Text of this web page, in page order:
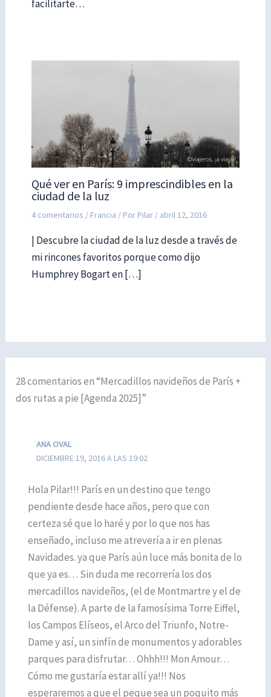
facilitarte…
Qué ver en París: 9 imprescindibles en la
ciudad de la luz
4 comentarios / Francia / Por Pilar / abril 12, 2016
| Descubre la ciudad de la luz desde a través de
mi rincones favoritos porque como dijo
Humphrey Bogart en […]
28 comentarios en “Mercadillos navideños de París +
dos rutas a pie [Agenda 2025]”
ANA OVAL
DICIEMBRE 19, 2016 A LAS 19:02
Hola Pilar!!! París en un destino que tengo
pendiente desde hace años, pero que con
certeza sé que lo haré y por lo que nos has
enseñado, incluso me atrevería a ir en plenas
Navidades. ya que París aún luce más bonita de lo
que ya es… Sin duda me recorrería los dos
mercadillos navideños, (el de Montmartre y el de
la Défense). A parte de la famosísima Torre Eiffel,
los Campos Elíseos, el Arco del Triunfo, Notre-
Dame y así, un sinfín de monumentos y adorables
parques para disfrutar… Ohhh!!! Mon Amour…
Cómo me gustaría estar allí ya!!! Nos
esperaremos a que el peque sea un poquito más